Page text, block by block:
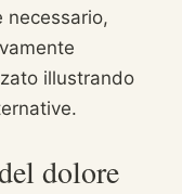
necessario,
illustrando
dolore